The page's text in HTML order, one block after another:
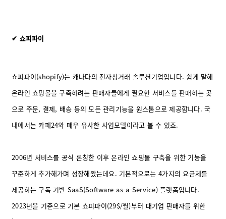
✔ 쇼피파이
쇼피파이(shopify)는 캐나다의 전자상거래 솔루션기업입니다. 쉽게 말해
온라인 쇼핑몰을 구축하려는 판매자들에게 필요한 서비스를 판매하는 곳
으로 주문, 결제, 배송 등의 모든 관리기능을 원스톱으로 제공합니다. 국
내에서는 카페24와 매우 유사한 사업모델이라고 볼 수 있죠.
2006년 서비스를 공식 론칭한 이후 온라인 쇼핑몰 구축을 위한 기능을
꾸준하게 추가해가며 성장해왔는데요. 기본적으로는 4가지의 요금제를
제공하는 구독 기반 SaaS(Software-as-a-Service) 플랫폼입니다.
2023년을 기준으로 기본 쇼피파이(29$/월)부터 대기업 판매자를 위한